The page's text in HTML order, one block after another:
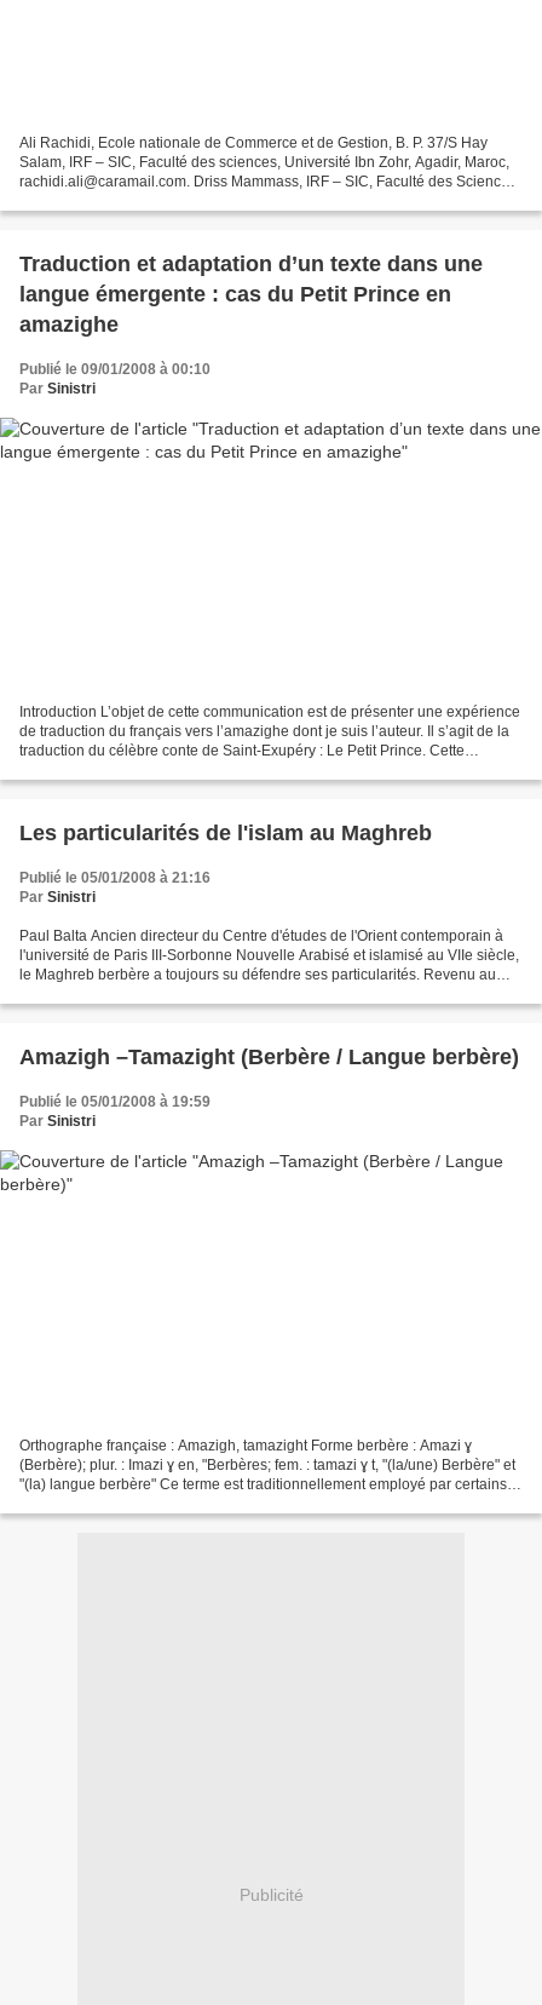
Ali Rachidi, Ecole nationale de Commerce et de Gestion, B. P. 37/S Hay
Salam, IRF – SIC, Faculté des sciences, Université Ibn Zohr, Agadir, Maroc,
rachidi.ali@caramail.com. Driss Mammass, IRF – SIC, Faculté des Sciences,
Traduction et adaptation d’un texte dans une
langue émergente : cas du Petit Prince en
amazighe
Publié le 09/01/2008 à 00:10
Par Sinistri
Introduction L’objet de cette communication est de présenter une expérience
de traduction du français vers l’amazighe dont je suis l’auteur. Il s’agit de la
traduction du célèbre conte de Saint-Exupéry : Le Petit Prince. Cette
Les particularités de l'islam au Maghreb
Publié le 05/01/2008 à 21:16
Par Sinistri
Paul Balta Ancien directeur du Centre d'études de l'Orient contemporain à
l'université de Paris III-Sorbonne Nouvelle Arabisé et islamisé au VIIe siècle,
le Maghreb berbère a toujours su défendre ses particularités. Revenu au
Amazigh –Tamazight (Berbère / Langue berbère)
Publié le 05/01/2008 à 19:59
Par Sinistri
Orthographe française : Amazigh, tamazight Forme berbère : Amazi ɣ
(Berbère); plur. : Imazi ɣ en, "Berbères; fem. : tamazi ɣ t, "(la/une) Berbère" et
"(la) langue berbère" Ce terme est traditionnellement employé par certains
Publicité